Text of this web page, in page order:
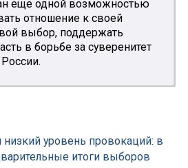
еще одной возможностью
отношение к своей
выбор, поддержать
в борьбе за суверенитет
низкий уровень провокаций: в
итоги выборов